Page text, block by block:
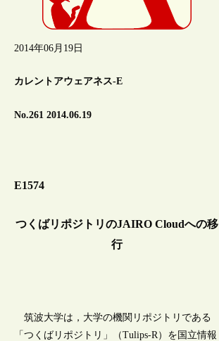
2014年06月19日
カレントアウェアネス-E
No.261 2014.06.19
E1574
つくばリポジトリのJAIRO Cloudへの移
行
筑波大学は，大学の機関リポジトリである
「つくばリポジトリ」（Tulips-R）を国立情報